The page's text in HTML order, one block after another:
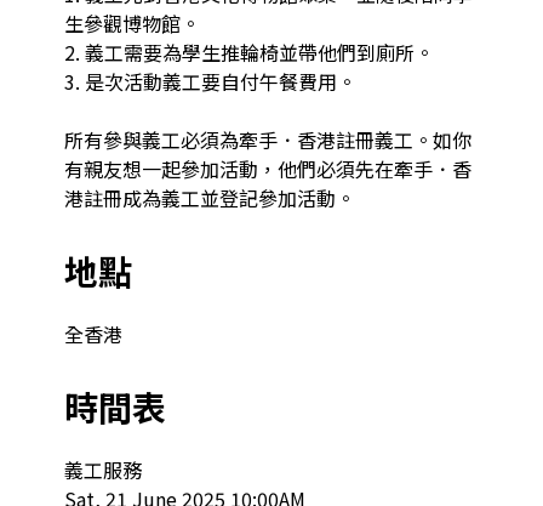
生參觀博物館。
2. 義工需要為學生推輪椅並帶他們到廁所。
3. 是次活動義工要自付午餐費用。
所有參與義工必須為牽手．香港註冊義工。如你
有親友想一起參加活動，他們必須先在牽手．香
港註冊成為義工並登記參加活動。
地點
全香港
時間表
義工服務
Sat, 21 June 2025 10:00AM